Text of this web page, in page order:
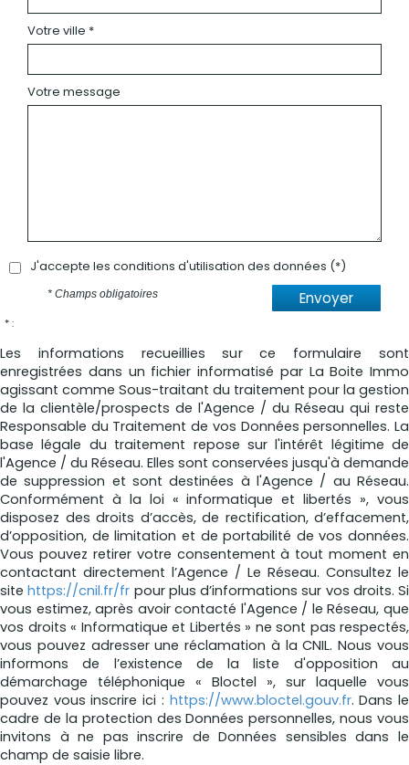
Votre ville *
Votre message
J'accepte les conditions d'utilisation des données (*)
Envoyer
* Champs obligatoires
* :
Les informations recueillies sur ce formulaire sont
enregistrées dans un fichier informatisé par La Boite Immo
agissant comme Sous-traitant du traitement pour la gestion
de la clientèle/prospects de l'Agence / du Réseau qui reste
Responsable du Traitement de vos Données personnelles. La
base légale du traitement repose sur l'intérêt légitime de
l'Agence / du Réseau. Elles sont conservées jusqu'à demande
de suppression et sont destinées à l'Agence / au Réseau.
Conformément à la loi « informatique et libertés », vous
disposez des droits d’accès, de rectification, d’effacement,
d’opposition, de limitation et de portabilité de vos données.
Vous pouvez retirer votre consentement à tout moment en
contactant directement l’Agence / Le Réseau. Consultez le
sitehttps://cnil.fr/fr pour plus d’informations sur vos droits. Si
vous estimez, après avoir contacté l'Agence / le Réseau, que
vos droits « Informatique et Libertés » ne sont pas respectés,
vous pouvez adresser une réclamation à la CNIL. Nous vous
informons de l’existence de la liste d'opposition au
démarchage téléphonique « Bloctel », sur laquelle vous
pouvez vous inscrire ici : https://www.bloctel.gouv.fr. Dans le
cadre de la protection des Données personnelles, nous vous
invitons à ne pas inscrire de Données sensibles dans le
champ de saisie libre.